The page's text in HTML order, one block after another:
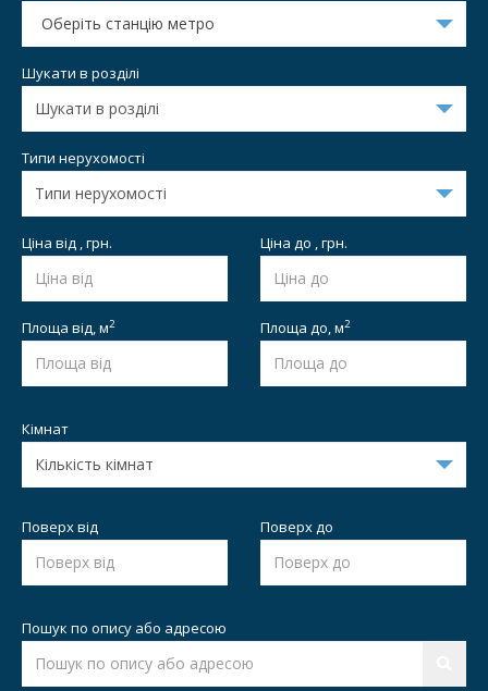
Оберіть станцію метро
Шукати в розділі
Типи нерухомості
Ціна від , грн. Ціна до , грн.
Площа від, м2 Площа до, м2
Кімнат
Поверх від Поверх до
Пошук по опису або адресою